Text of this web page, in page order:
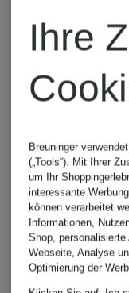
FTC
Ihre
Breuninger
(„Tools“). Mit Ihrer
um Ihr
interessante
können verarbeitet
Informationen,
Shop,
Webseite, Analyse
Optimierung der